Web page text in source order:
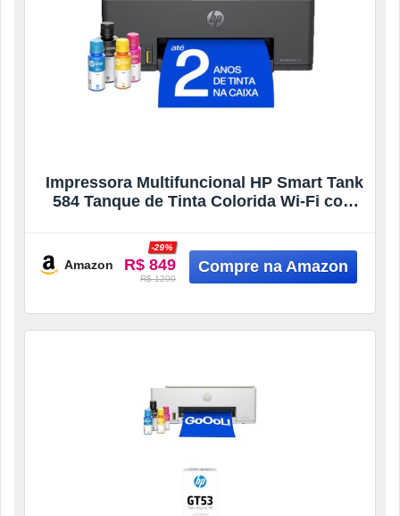
Impressora Multifuncional HP Smart Tank
584 Tanque de Tinta Colorida Wi-Fi com
Copiadora e Scanner Cor: ‎Cinza Chumbo
(5D1C1A)
Amazon R$ 849
-29%
R$ 1200